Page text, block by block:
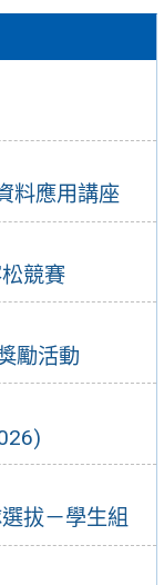
料應用講座
競賽
勵活動
拔－學生組